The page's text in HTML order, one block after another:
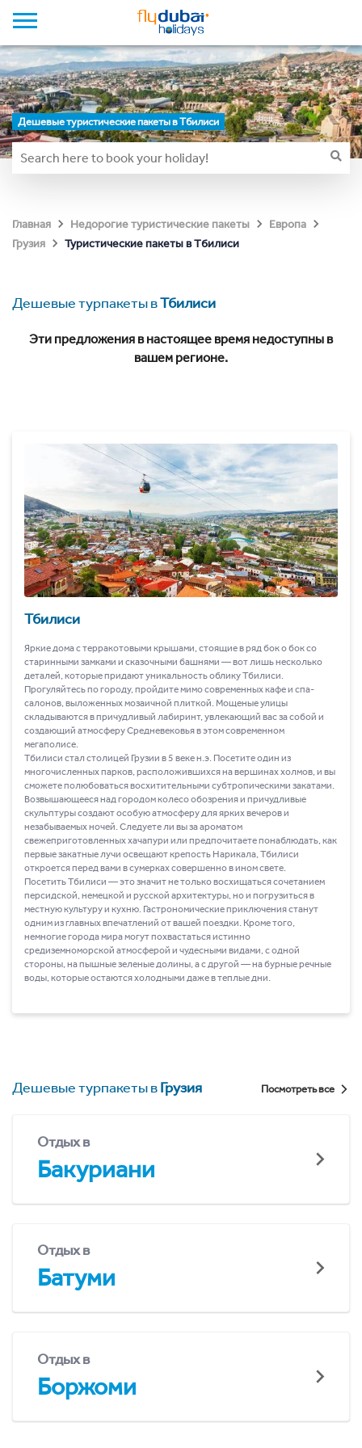
Дешевые туристические пакеты в Тбилиси
Главная Недорогие туристические пакеты
Европа
Грузия
Туристические пакеты в Тбилиси
Дешевые турпакеты вТбилиси
Эти предложения в настоящее время недоступны в
вашем регионе.
Тбилиси
Яркие дома с терракотовыми крышами, стоящие в ряд бок о бок со
старинными замками и сказочными башнями ― вот лишь несколько
деталей, которые придают уникальность облику Тбилиси.
Прогуляйтесь по городу, пройдите мимо современных кафе и спа-
салонов, выложенных мозаичной плиткой. Мощеные улицы
складываются в причудливый лабиринт, увлекающий вас за собой и
создающий атмосферу Средневековья в этом современном
мегаполисе.
Тбилиси стал столицей Грузии в 5 веке н.э. Посетите один из
многочисленных парков, расположившихся на вершинах холмов, и вы
сможете полюбоваться восхитительными субтропическими закатами.
Возвышающееся над городом колесо обозрения и причудливые
скульптуры создают особую атмосферу для ярких вечеров и
незабываемых ночей. Следуете ли вы за ароматом
свежеприготовленных хачапури или предпочитаете понаблюдать, как
первые закатные лучи освещают крепость Нарикала, Тбилиси
откроется перед вами в сумерках совершенно в ином свете.
Посетить Тбилиси ― это значит не только восхищаться сочетанием
персидской, немецкой и русской архитектуры, но и погрузиться в
местную культуру и кухню. Гастрономические приключения станут
одним из главных впечатлений от вашей поездки. Кроме того,
немногие города мира могут похвастаться истинно
средиземноморской атмосферой и чудесными видами, с одной
стороны, на пышные зеленые долины, а с другой ― на бурные речные
воды, которые остаются холодными даже в теплые дни.
Дешевые турпакеты вГрузия Посмотреть все
Отдых в
Бакуриани
Отдых в
Батуми
Отдых в
Боржоми